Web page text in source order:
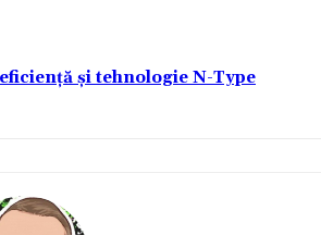
și tehnologie N-Type